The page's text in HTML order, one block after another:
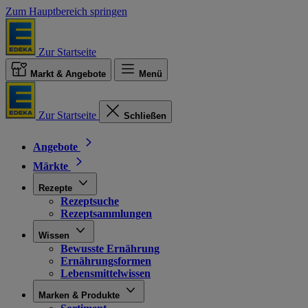
Zum Hauptbereich springen
Zur Startseite
Markt & Angebote Menü
Zur Startseite Schließen
Angebote
Märkte
Rezepte
Rezeptsuche
Rezeptsammlungen
Wissen
Bewusste Ernährung
Ernährungsformen
Lebensmittelwissen
Marken & Produkte